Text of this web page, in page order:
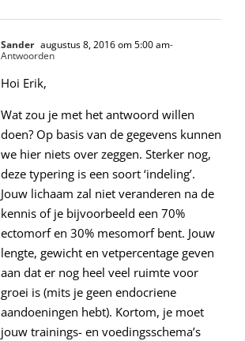
Sander augustus 8, 2016 om 5:00 am-
Antwoorden
Hoi Erik,
Wat zou je met het antwoord willen
doen? Op basis van de gegevens kunnen
we hier niets over zeggen. Sterker nog,
deze typering is een soort ‘indeling’.
Jouw lichaam zal niet veranderen na de
kennis of je bijvoorbeeld een 70%
ectomorf en 30% mesomorf bent. Jouw
lengte, gewicht en vetpercentage geven
aan dat er nog heel veel ruimte voor
groei is (mits je geen endocriene
aandoeningen hebt). Kortom, je moet
jouw trainings- en voedingsschema’s